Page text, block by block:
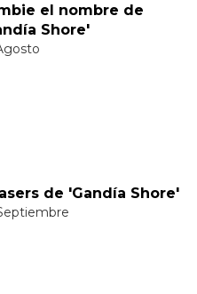
el nombre de
Shore'
de 'Gandía Shore'